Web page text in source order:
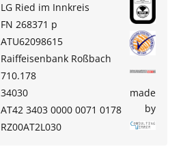
made
by
LG Ried im Innkreis
FN 268371 p
ATU62098615
Raiffeisenbank Roßbach
710.178
34030
AT42 3403 0000 0071 0178
RZ00AT2L030